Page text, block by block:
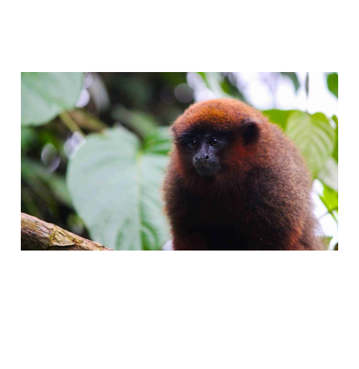
Photos of the Amazon
02 Jun 20246 min read